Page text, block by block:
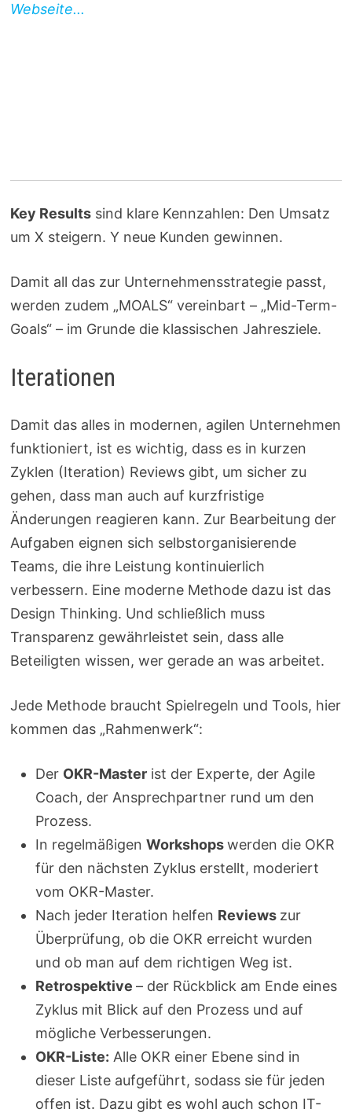
Webseite...
Key Results sind klare Kennzahlen: Den Umsatz
um X steigern. Y neue Kunden gewinnen.
Damit all das zur Unternehmensstrategie passt,
werden zudem „MOALS“ vereinbart – „Mid-Term-
Goals“ – im Grunde die klassischen Jahresziele.
Iterationen
Damit das alles in modernen, agilen Unternehmen
funktioniert, ist es wichtig, dass es in kurzen
Zyklen (Iteration) Reviews gibt, um sicher zu
gehen, dass man auch auf kurzfristige
Änderungen reagieren kann. Zur Bearbeitung der
Aufgaben eignen sich selbstorganisierende
Teams, die ihre Leistung kontinuierlich
verbessern. Eine moderne Methode dazu ist das
Design Thinking. Und schließlich muss
Transparenz gewährleistet sein, dass alle
Beteiligten wissen, wer gerade an was arbeitet.
Jede Methode braucht Spielregeln und Tools, hier
kommen das „Rahmenwerk“:
Der OKR-Master ist der Experte, der Agile
Coach, der Ansprechpartner rund um den
Prozess.
In regelmäßigenWorkshopswerden die OKR
für den nächsten Zyklus erstellt, moderiert
vom OKR-Master.
Nach jeder Iteration helfen Reviews zur
Überprüfung, ob die OKR erreicht wurden
und ob man auf dem richtigen Weg ist.
Retrospektive– der Rückblick am Ende eines
Zyklus mit Blick auf den Prozess und auf
mögliche Verbesserungen.
OKR-Liste: Alle OKR einer Ebene sind in
dieser Liste aufgeführt, sodass sie für jeden
offen ist. Dazu gibt es wohl auch schon IT-